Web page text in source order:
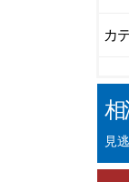
カ
相
見